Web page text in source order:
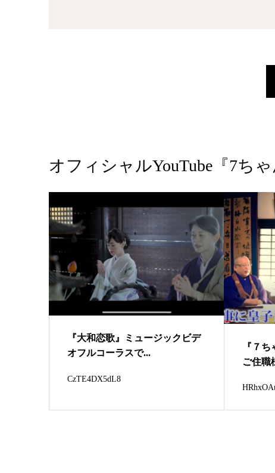
オフィシャルYouTube『7ちゃ
『大和恋歌』ミュージックビデ
オフルコーラスで...
CzTE4DX5dL8
『７
ご住職